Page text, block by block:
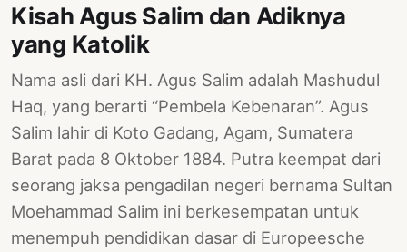
Kisah Agus Salim dan Adiknya
yang Katolik
Nama asli dari KH. Agus Salim adalah Mashudul
Haq, yang berarti “Pembela Kebenaran”. Agus
Salim lahir di Koto Gadang, Agam, Sumatera
Barat pada 8 Oktober 1884. Putra keempat dari
seorang jaksa pengadilan negeri bernama Sultan
Moehammad Salim ini berkesempatan untuk
menempuh pendidikan dasar di Europeesche